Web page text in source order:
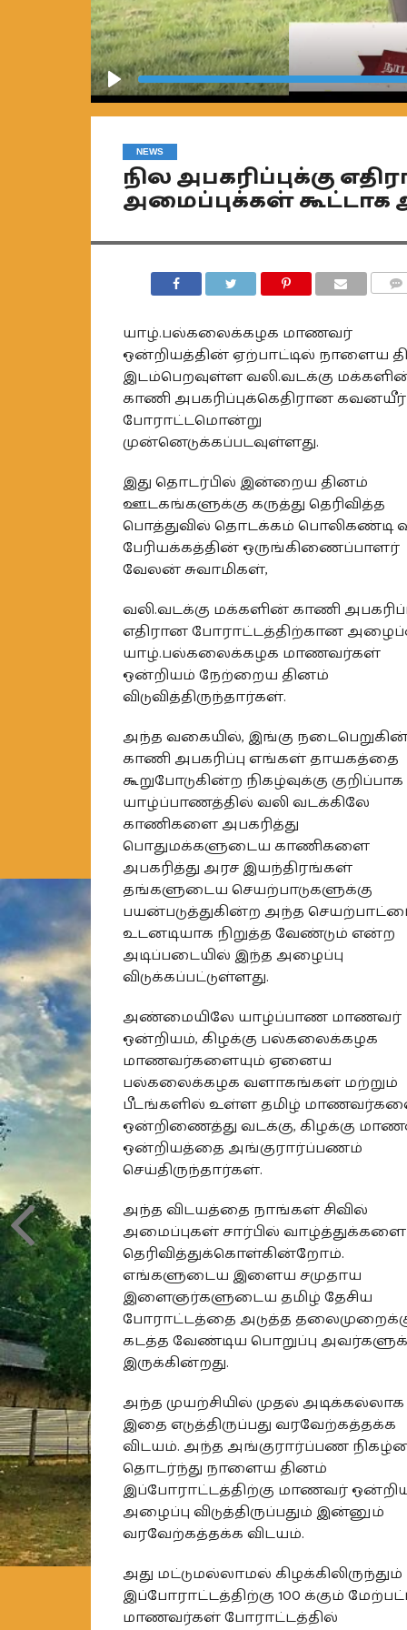
Play
NEWS
நில அபகரிப்புக்கு
அமைப்புக்கள் கூட்டாக
யாழ்.பல்கலைக்கழக மாணவர்
ஒன்றியத்தின் ஏற்பாட்டில் நாளைய
இடம்பெறவுள்ள வலி.வடக்கு
காணி அபகரிப்புக்கெதிரான
போராட்டமொன்று
முன்னெடுக்கப்படவுள்ளது.
இது தொடர்பில் இன்றைய தினம்
ஊடகங்களுக்கு கருத்து தெரிவித்த
பொத்துவில் தொடக்கம் பொலிகண்டி
பேரியக்கத்தின் ஒருங்கிணைப்பாளர்
வேலன் சுவாமிகள்,
வலி.வடக்கு மக்களின் காணி
எதிரான போராட்டத்திற்கான
யாழ்.பல்கலைக்கழக மாணவர்கள்
ஒன்றியம் நேற்றைய தினம்
விடுவித்திருந்தார்கள்.
அந்த வகையில், இங்கு
காணி அபகரிப்பு எங்கள் தாயகத்தை
கூறுபோடுகின்ற நிகழ்வுக்கு குறிப்பாக
யாழ்ப்பாணத்தில் வலி வடக்கிலே
காணிகளை அபகரித்து
பொதுமக்களுடைய காணிகளை
அபகரித்து அரச இயந்திரங்கள்
தங்களுடைய செயற்பாடுகளுக்கு
பயன்படுத்துகின்ற அந்த
உடனடியாக நிறுத்த வேண்டும் என்ற
அடிப்படையில் இந்த அழைப்பு
விடுக்கப்பட்டுள்ளது.
அண்மையிலே யாழ்ப்பாண மாணவர்
ஒன்றியம், கிழக்கு பல்கலைக்கழக
மாணவர்களையும் ஏனைய
பல்கலைக்கழக வளாகங்கள் மற்றும்
பீடங்களில் உள்ள தமிழ்
ஒன்றிணைத்து வடக்கு, கிழக்கு
ஒன்றியத்தை அங்குரார்ப்பணம்
செய்திருந்தார்கள்.
அந்த விடயத்தை நாங்கள் சிவில்
அமைப்புகள் சார்பில் வாழ்த்துக்களை
தெரிவித்துக்கொள்கின்றோம்.
எங்களுடைய இளைய சமுதாய
இளைஞர்களுடைய தமிழ் தேசிய
போராட்டத்தை அடுத்த
கடத்த வேண்டிய பொறுப்பு
இருக்கின்றது.
அந்த முயற்சியில் முதல் அடிக்கல்லாக
இதை எடுத்திருப்பது வரவேற்கத்தக்க
விடயம். அந்த அங்குரார்ப்பண
தொடர்ந்து நாளைய தினம்
இப்போராட்டத்திற்கு மாணவர்
அழைப்பு விடுத்திருப்பதும் இன்னும்
வரவேற்கத்தக்க விடயம்.
அது மட்டுமல்லாமல் கிழக்கிலிருந்தும்
இப்போராட்டத்திற்கு 100 க்கும்
மாணவர்கள் போராட்டத்தில்